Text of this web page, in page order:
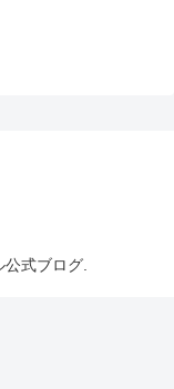
式ブログ.